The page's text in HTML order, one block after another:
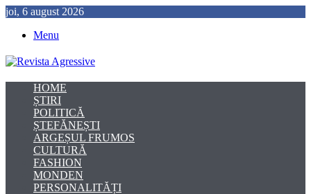
joi, 6 august 2026
Menu
HOME
ȘTIRI
POLITICĂ
ȘTEFĂNEȘTI
ARGEȘUL FRUMOS
CULTURĂ
FASHION
MONDEN
PERSONALITĂȚI